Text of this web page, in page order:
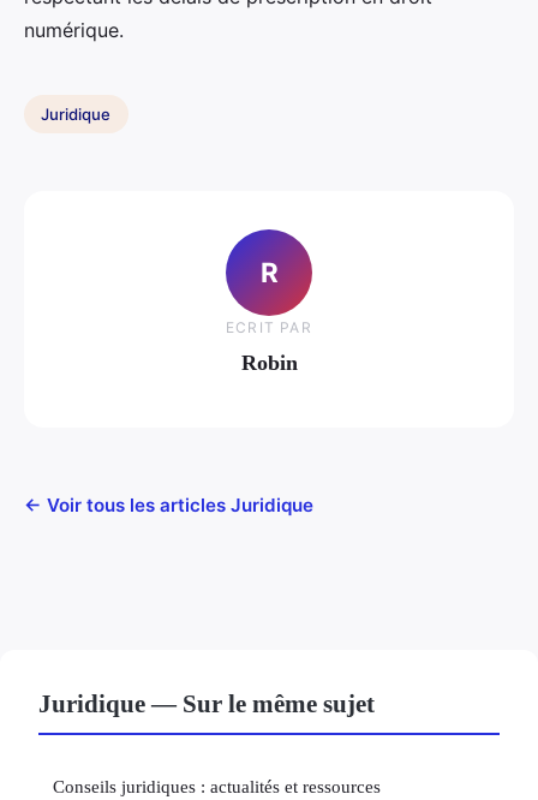
numérique.
Juridique
R
ECRIT PAR
Robin
← Voir tous les articles Juridique
Juridique — Sur le même sujet
Conseils juridiques : actualités et ressources